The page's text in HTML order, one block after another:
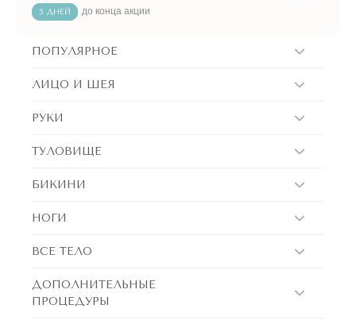
5 ДНЕЙ до конца акции
ПОПУЛЯРНОЕ
ЛИЦО И ШЕЯ
РУКИ
ТУЛОВИЩЕ
БИКИНИ
НОГИ
ВСЕ ТЕЛО
ДОПОЛНИТЕЛЬНЫЕ
ПРОЦЕДУРЫ